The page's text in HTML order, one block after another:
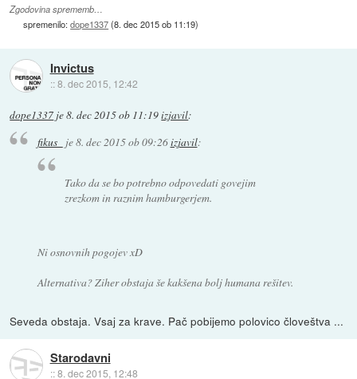
Zgodovina sprememb…
spremenilo:dope1337(8. dec 2015 ob 11:19)
Invictus
::8. dec 2015, 12:42
dope1337 je8. dec 2015 ob 11:19izjavil:
fikus_ je8. dec 2015 ob 09:26izjavil:
Tako da se bo potrebno odpovedati govejim
zrezkom in raznim hamburgerjem.
Ni osnovnih pogojev xD
Alternativa? Ziher obstaja še kakšena bolj humana rešitev.
Seveda obstaja. Vsaj za krave. Pač pobijemo polovico človeštva ...
Starodavni
::8. dec 2015, 12:48